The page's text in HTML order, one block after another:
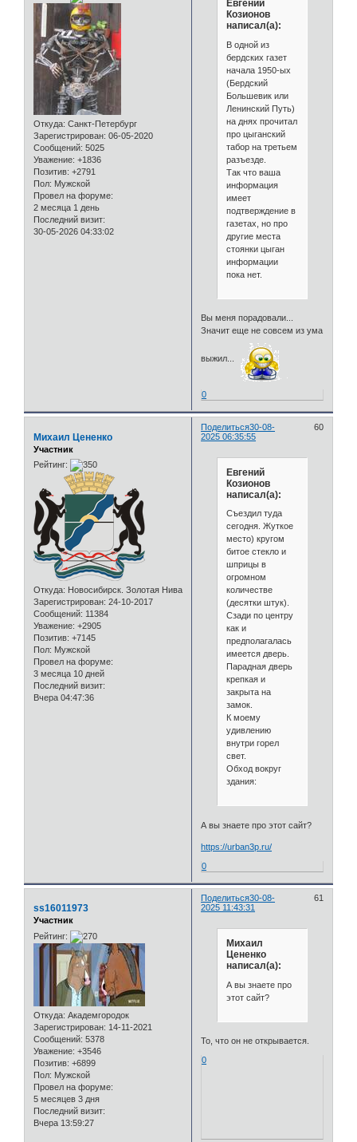
Откуда: Санкт-Петербург
Зарегистрирован: 06-05-2020
Сообщений: 5025
Уважение: +1836
Позитив: +2791
Пол: Мужской
Провел на форуме:
2 месяца 1 день
Последний визит:
30-05-2026 04:33:02
Евгений
Козионов
написал(а):
В одной из
бердских газет
начала 1950-ых
(Бердский
Большевик или
Ленинский Путь)
на днях прочитал
про цыганский
табор на третьем
разъезде.
Так что ваша
информация
имеет
подтверждение в
газетах, но про
другие места
стоянки цыган
информации
пока нет.
Вы меня порадовали...
Значит еще не совсем из ума
выжил...
0
Поделиться 60
30-08-
2025 06:35:55
Михаил Цененко
Участник
Рейтинг:
Откуда: Новосибирск. Золотая Нива
Зарегистрирован: 24-10-2017
Сообщений: 11384
Уважение: +2905
Позитив: +7145
Пол: Мужской
Провел на форуме:
3 месяца 10 дней
Последний визит:
Вчера 04:47:36
Евгений
Козионов
написал(а):
Съездил туда
сегодня. Жуткое
место) кругом
битое стекло и
шприцы в
огромном
количестве
(десятки штук).
Сзади по центру
как и
предполагалась
имеется дверь.
Парадная дверь
крепкая и
закрыта на
замок.
К моему
удивлению
внутри горел
свет.
Обход вокруг
здания:
А вы знаете про этот сайт?
https://urban3p.ru/
0
Поделиться 61
30-08-
2025 11:43:31
ss16011973
Участник
Рейтинг:
Откуда: Академгородок
Зарегистрирован: 14-11-2021
Сообщений: 5378
Уважение: +3546
Позитив: +6899
Пол: Мужской
Провел на форуме:
5 месяцев 3 дня
Последний визит:
Вчера 13:59:27
Михаил
Цененко
написал(а):
А вы знаете про
этот сайт?
То, что он не открывается.
0